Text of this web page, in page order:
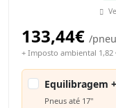
133,44€ /pneu
+ Imposto ambiental 1,82
Equilibragem
Pneus até 17"